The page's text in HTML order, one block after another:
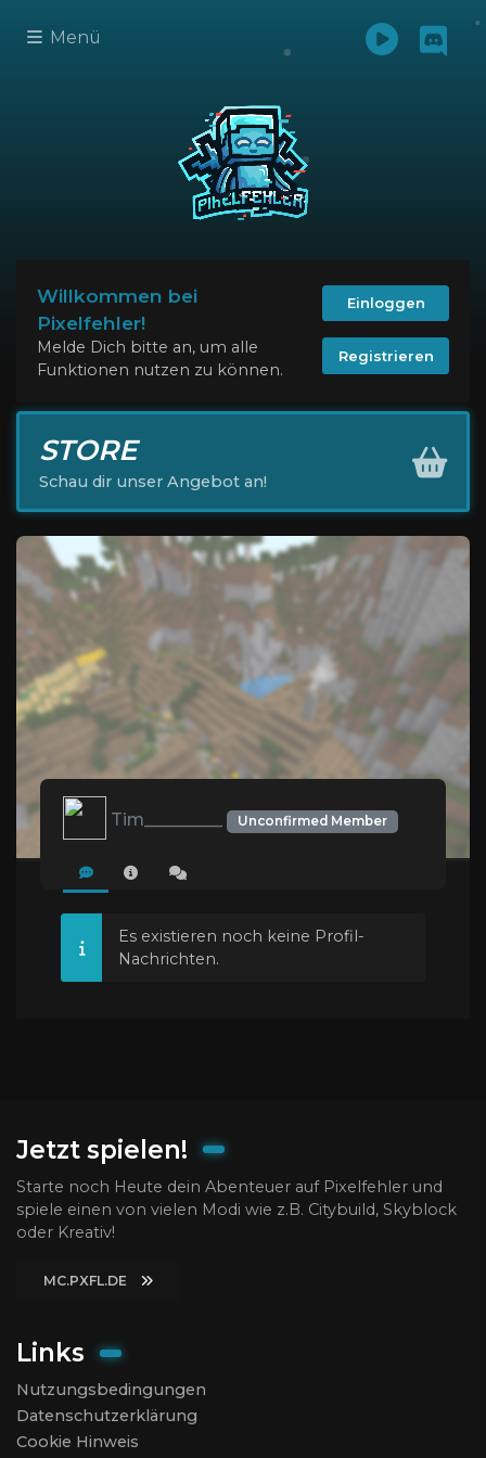
Menü
Willkommen bei
Pixelfehler!
Melde Dich bitte an, um alle
Funktionen nutzen zu können.
Einloggen
Registrieren
STORE
Schau dir unser Angebot an!
Tim_________ Unconfirmed Member
Es existieren noch keine Profil-
Nachrichten.
Jetzt spielen!
Starte noch Heute dein Abenteuer auf Pixelfehler und
spiele einen von vielen Modi wie z.B. Citybuild, Skyblock
oder Kreativ!
MC.PXFL.DE
Links
Nutzungsbedingungen
Datenschutzerklärung
Cookie Hinweis